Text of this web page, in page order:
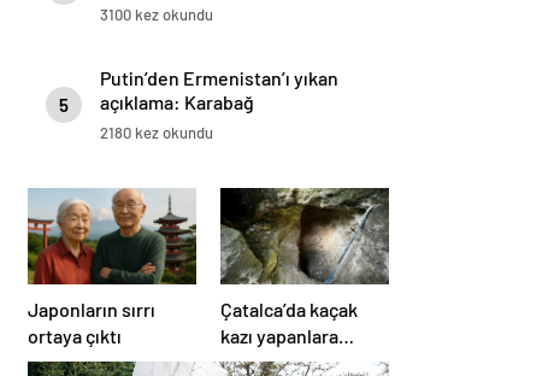
3100 kez okundu
5
Putin’den Ermenistan’ı yıkan
açıklama: Karabağ
Azerbaycan’ın ayrılmaz bir
2180 kez okundu
Japonların sırrı
ortaya çıktı
Çatalca’da kaçak
kazı yapanlara
operasyon: 4